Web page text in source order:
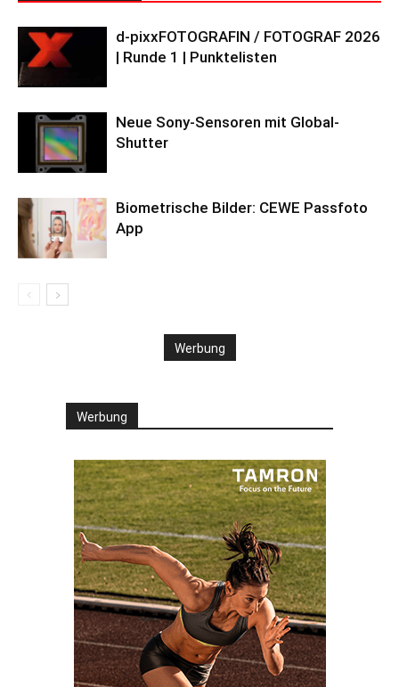
d-pixxFOTOGRAFIN / FOTOGRAF 2026
| Runde 1 | Punktelisten
Neue Sony-Sensoren mit Global-
Shutter
Biometrische Bilder: CEWE Passfoto
App
Werbung
Werbung